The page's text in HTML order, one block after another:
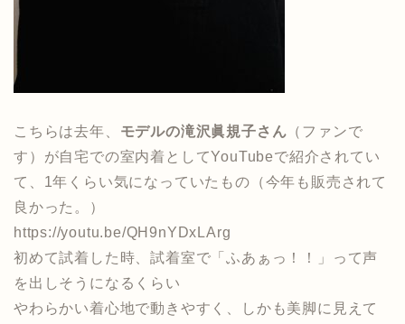
こちらは去年、 モデルの滝沢眞規子さん （ファンで
す）が自宅での室内着としてYouTubeで紹介されてい
て、1年くらい気になっていたもの（今年も販売されて
良かった。）
https://youtu.be/QH9nYDxLArg
初めて試着した時、試着室で「ふあぁっ！！」って声
を出しそうになるくらい
やわらかい着心地で動きやすく、しかも美脚に見えて